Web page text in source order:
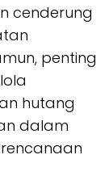
cenderung
penting
hutang
dalam